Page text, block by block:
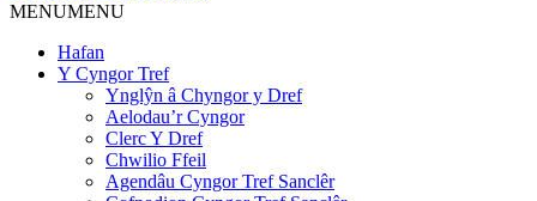
MENUMENU
Hafan
Y Cyngor Tref
Ynglŷn â Chyngor y Dref
Aelodau’r Cyngor
Clerc Y Dref
Chwilio Ffeil
Agendâu Cyngor Tref Sanclêr